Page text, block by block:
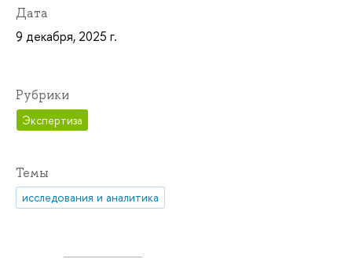
Дата
9 декабря, 2025 г.
Рубрики
Экспертиза
Темы
исследования и аналитика